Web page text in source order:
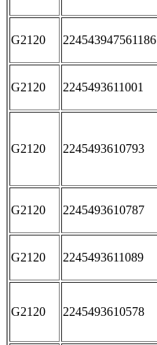
G2120 224543947561186
G2120 2245493611001
G2120 2245493610793
G2120 2245493610787
G2120 2245493611089
G2120 2245493610578